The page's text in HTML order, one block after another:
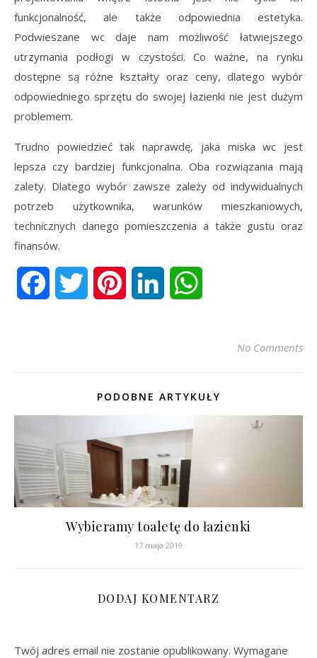
funkcjonalność, ale także odpowiednia estetyka.
Podwieszane wc daje nam możliwość łatwiejszego
utrzymania podłogi w czystości. Co ważne, na rynku
dostępne są różne kształty oraz ceny, dlatego wybór
odpowiedniego sprzętu do swojej łazienki nie jest dużym
problemem.
Trudno powiedzieć tak naprawdę, jaka miska wc jest
lepsza czy bardziej funkcjonalna. Oba rozwiązania mają
zalety. Dlatego wybór zawsze zależy od indywidualnych
potrzeb użytkownika, warunków mieszkaniowych,
technicznych danego pomieszczenia a także gustu oraz
finansów.
FacebookTwitter Pinterest LinkedIn
No Comments
PODOBNE ARTYKUŁY
Wybieramy toaletę do łazienki
17 maja 2019
DODAJ KOMENTARZ
Twój adres email nie zostanie opublikowany. Wymagane